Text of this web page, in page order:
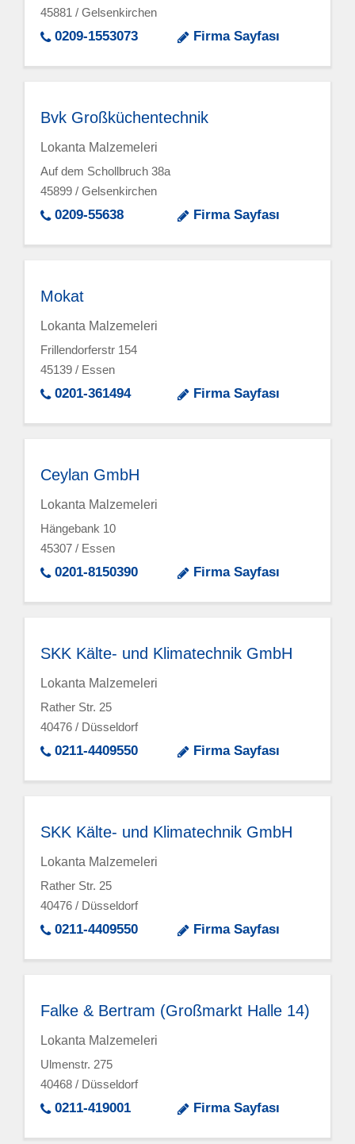
45881 / Gelsenkirchen
0209-1553073 Firma Sayfası
Bvk Großküchentechnik
Lokanta Malzemeleri
Auf dem Schollbruch 38a
45899 / Gelsenkirchen
0209-55638 Firma Sayfası
Mokat
Lokanta Malzemeleri
Frillendorferstr 154
45139 / Essen
0201-361494 Firma Sayfası
Ceylan GmbH
Lokanta Malzemeleri
Hängebank 10
45307 / Essen
0201-8150390 Firma Sayfası
SKK Kälte- und Klimatechnik GmbH
Lokanta Malzemeleri
Rather Str. 25
40476 / Düsseldorf
0211-4409550 Firma Sayfası
SKK Kälte- und Klimatechnik GmbH
Lokanta Malzemeleri
Rather Str. 25
40476 / Düsseldorf
0211-4409550 Firma Sayfası
Falke & Bertram (Großmarkt Halle 14)
Lokanta Malzemeleri
Ulmenstr. 275
40468 / Düsseldorf
0211-419001 Firma Sayfası